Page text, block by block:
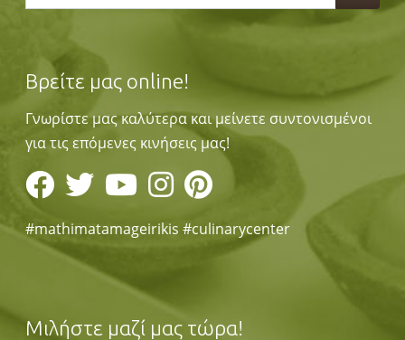
Βρείτε μας online!
Γνωρίστε μας καλύτερα και μείνετε συντονισμένοι
για τις επόμενες κινήσεις μας!
#mathimatamageirikis #culinarycenter
Μιλήστε μαζί μας τώρα!